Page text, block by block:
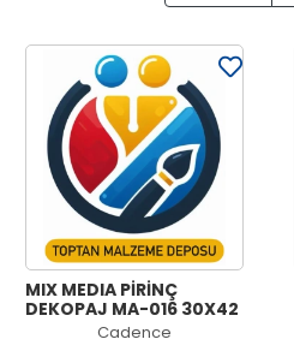
MIX MEDIA PİRİNÇ
DEKOPAJ MA-016 30X42
Cadence